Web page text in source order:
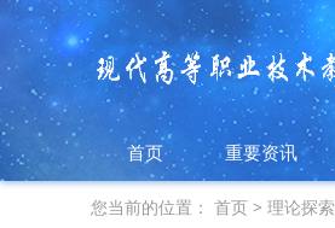
首页 重要资讯
您当前的位置： 首页> 理论探索